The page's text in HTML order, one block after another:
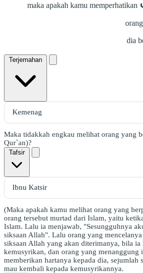
maka apakah kamu memperhatikan
dia
Terjemahan
Maka tidakkah engkau melihat orang yang
Qur`an)?
Tafsir
(Maka apakah kamu melihat orang yang
orang tersebut murtad dari Islam, yaitu
Islam. Lalu ia menjawab, "Sesungguhnya
siksaan Allah". Lalu orang yang
siksaan Allah yang akan diterimanya, bila ia
kemusyrikan, dan orang yang menanggung
memberikan hartanya kepada dia, sejumlah
mau kembali kepada kemusyrikannya.